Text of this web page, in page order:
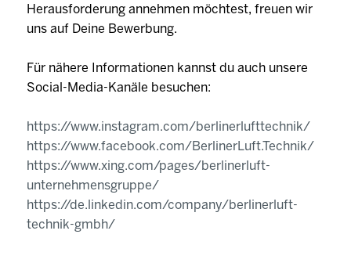
Herausforderung annehmen möchtest, freuen wir
uns auf Deine Bewerbung.
Für nähere Informationen kannst du auch unsere
Social-Media-Kanäle besuchen:
https://www.instagram.com/berlinerlufttechnik/
https://www.facebook.com/BerlinerLuft.Technik/
https://www.xing.com/pages/berlinerluft-
unternehmensgruppe/
https://de.linkedin.com/company/berlinerluft-
technik-gmbh/